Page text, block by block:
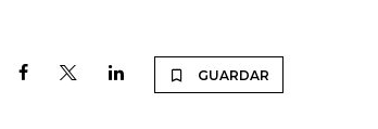
GUARDAR